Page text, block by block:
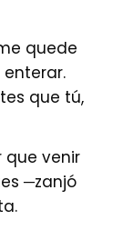
quede
que tú,
que venir
─zanjó